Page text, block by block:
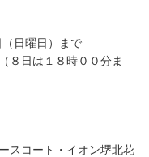
日曜日）まで
日は１８時００分ま
コート・イオン堺北花